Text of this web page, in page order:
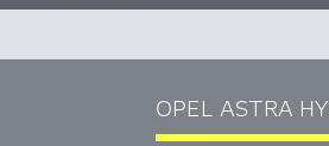
OPEL ASTRA